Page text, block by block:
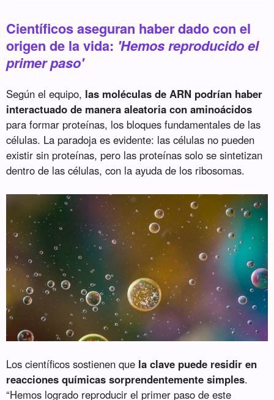
Científicos aseguran haber dado con el
origen de la vida: 'Hemos reproducido el
primer paso'
Según el equipo, las moléculas de ARN podrían haber
interactuado de manera aleatoria con aminoácidos
para formar proteínas, los bloques fundamentales de las
células. La paradoja es evidente: las células no pueden
existir sin proteínas, pero las proteínas solo se sintetizan
dentro de las células, con la ayuda de los ribosomas.
Los científicos sostienen que la clave puede residir en
reacciones químicas sorprendentemente simples.
“Hemos logrado reproducir el primer paso de este